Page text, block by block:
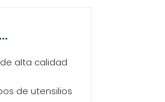
alta calidad
de utensilios